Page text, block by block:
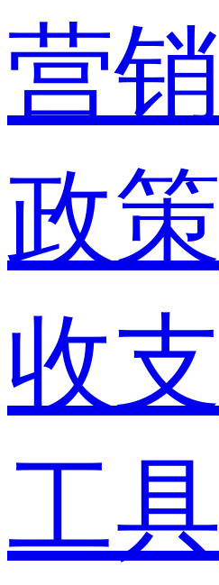
营销
政策
收支
工具